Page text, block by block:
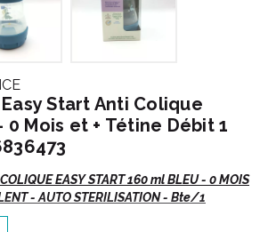
Start Anti Colique
0 Mois et + Tétine Débit 1
EASY START 160 ml BLEU - 0 MOIS
- AUTO STERILISATION - Bte/1
et les motifs peuvent être différents.